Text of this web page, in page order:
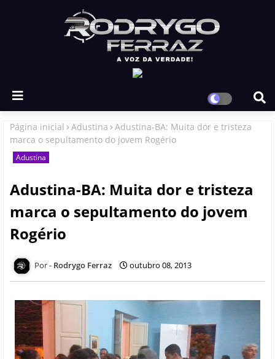
Página inicial Adustina
Adustina-BA: Muita dor e tristeza
marca o sepultamento do jovem Rogério
Adustina
Adustina-BA: Muita dor e tristeza
marca o sepultamento do jovem
Rogério
Rodrygo Ferraz outubro 08, 2013